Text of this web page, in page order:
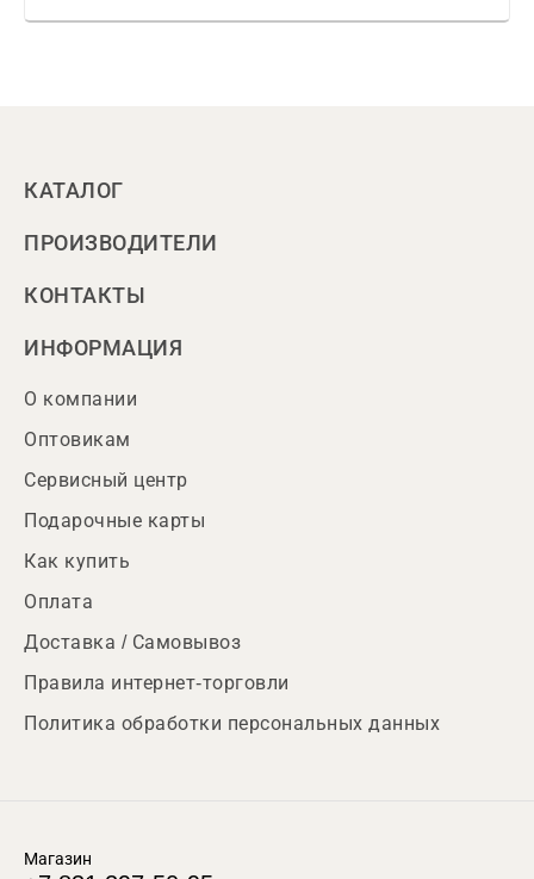
КАТАЛОГ
ПРОИЗВОДИТЕЛИ
КОНТАКТЫ
ИНФОРМАЦИЯ
О компании
Оптовикам
Сервисный центр
Подарочные карты
Как купить
Оплата
Доставка / Самовывоз
Правила интернет-торговли
Политика обработки персональных данных
Магазин